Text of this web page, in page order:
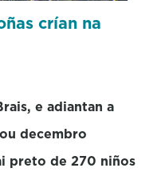
crían na
e adiantan a
decembro
preto de 270 niños